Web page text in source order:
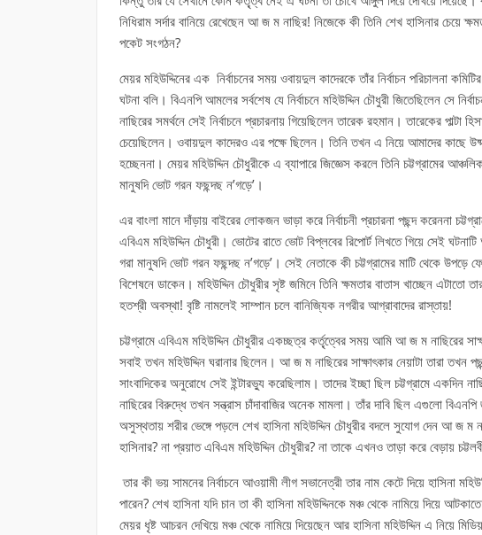
নিধিরাম সর্দার বানিয়ে রেখেছেন আ জ ম নাছির! নিজেকে কী তিনি শেখ হাসিনার চেয়ে
পকেট সংগঠন?
মেয়র মহিউদ্দিনের এক নির্বাচনের সময় ওবায়দুল কাদেরকে তাঁর নির্বাচন পরিচালনা
ঘটনা বলি। বিএনপি আমলের সর্বশেষ যে নির্বাচনে মহিউদ্দিন চৌধুরী জিতেছিলেন সে
নাছিরের সমর্থনে সেই নির্বাচনে প্রচারনায় গিয়েছিলেন তারেক রহমান। তারেকের
চেয়েছিলেন। ওবায়দুল কাদেরও এর পক্ষে ছিলেন। তিনি তখন এ নিয়ে আমাদের কাছে
হচ্ছেননা। মেয়র মহিউদ্দিন চৌধুরীকে এ ব্যাপারে জিজ্ঞেস করলে তিনি চট্টগ্রামের
মানুষদি ভোট গরন ফছন্দছ ন’গড়ে’।
এর বাংলা মানে দাঁড়ায় বাইরের লোকজন ভাড়া করে নির্বাচনী প্রচারনা পছন্দ করেননা
এবিএম মহিউদ্দিন চৌধুরী। ভোটের রাতে ভোট বিপ্লবের রিপোর্ট লিখতে গিয়ে সেই
গরা মানুষদি ভোট গরন ফছন্দছ ন’গড়ে’। সেই নেতাকে কী চট্টগ্রামের মাটি থেকে
বিশেষনে ডাকেন। মহিউদ্দিন চৌধুরীর সৃষ্ট জমিনে তিনি ক্ষমতার বাতাস খাচ্ছেন
হতশ্রী অবস্থা! বৃষ্টি নামলেই সাম্পান চলে বানিজ্যিক নগরীর আগ্রাবাদের রাস্তায়!
চট্টগ্রামে এবিএম মহিউদ্দিন চৌধুরীর একচ্ছত্র কর্তৃ্ত্বের সময় আমি আ জ ম নাছিরের
সবাই তখন মহিউদ্দিন ঘরানার ছিলেন। আ জ ম নাছিরের সাক্ষাৎকার নেয়াটা তারা
সাংবাদিকের অনুরোধে সেই ইন্টারভ্যু করেছিলাম। তাদের ইচ্ছা ছিল চট্টগ্রামে একদিন
নাছিরের বিরুদ্ধে তখন সন্ত্রাস চাঁদাবাজির অনেক মামলা। তাঁর দাবি ছিল এগুলো
অসুস্থতায় শরীর ভেঙ্গে পড়লে শেখ হাসিনা মহিউদ্দিন চৌধুরীর বদলে সুযোগ দেন আ জ ম
হাসিনার? না প্রয়াত এবিএম মহিউদ্দিন চৌধুরীর? না তাকে এখনও তাড়া করে বেড়ায়
তার কী ভয় সামনের নির্বাচনে আওয়ামী লীগ সভানেত্রী তার নাম কেটে দিয়ে হাসিনা
পারেন? শেখ হাসিনা যদি চান তা কী হাসিনা মহিউদ্দিনকে মঞ্চ থেকে নামিয়ে দিয়ে
মেয়র ধৃষ্ট আচরন দেখিয়ে মঞ্চ থেকে নামিয়ে দিয়েছেন আর হাসিনা মহিউদ্দিন এ নিয়ে